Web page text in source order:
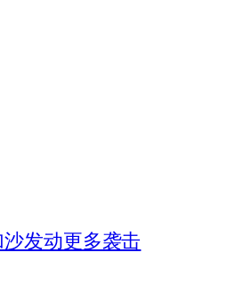
发动更多袭击